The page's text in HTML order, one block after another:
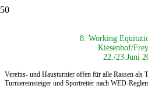
8. Working
Kiesenhof/
22./23.Juni
Vereins- und Hausturnier offen für alle Rassen als
Turniereinsteiger und Sportreiter nach WED-